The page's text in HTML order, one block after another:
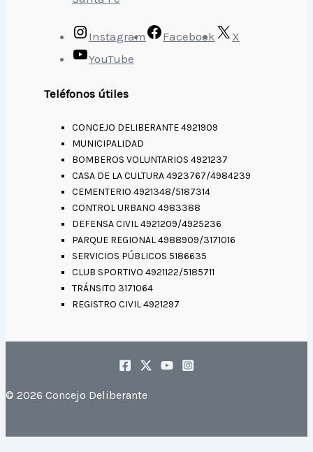
Instagram Facebook
X
YouTube
Teléfonos útiles
CONCEJO DELIBERANTE 4921909
MUNICIPALIDAD
BOMBEROS VOLUNTARIOS 4921237
CASA DE LA CULTURA 4923767/4984239
CEMENTERIO 4921348/5187314
CONTROL URBANO 4983388
DEFENSA CIVIL 4921209/4925236
PARQUE REGIONAL 4988909/3171016
SERVICIOS PÚBLICOS 5186635
CLUB SPORTIVO 4921122/5185711
TRÁNSITO 3171064
REGISTRO CIVIL 4921297
© 2026 Concejo Deliberante